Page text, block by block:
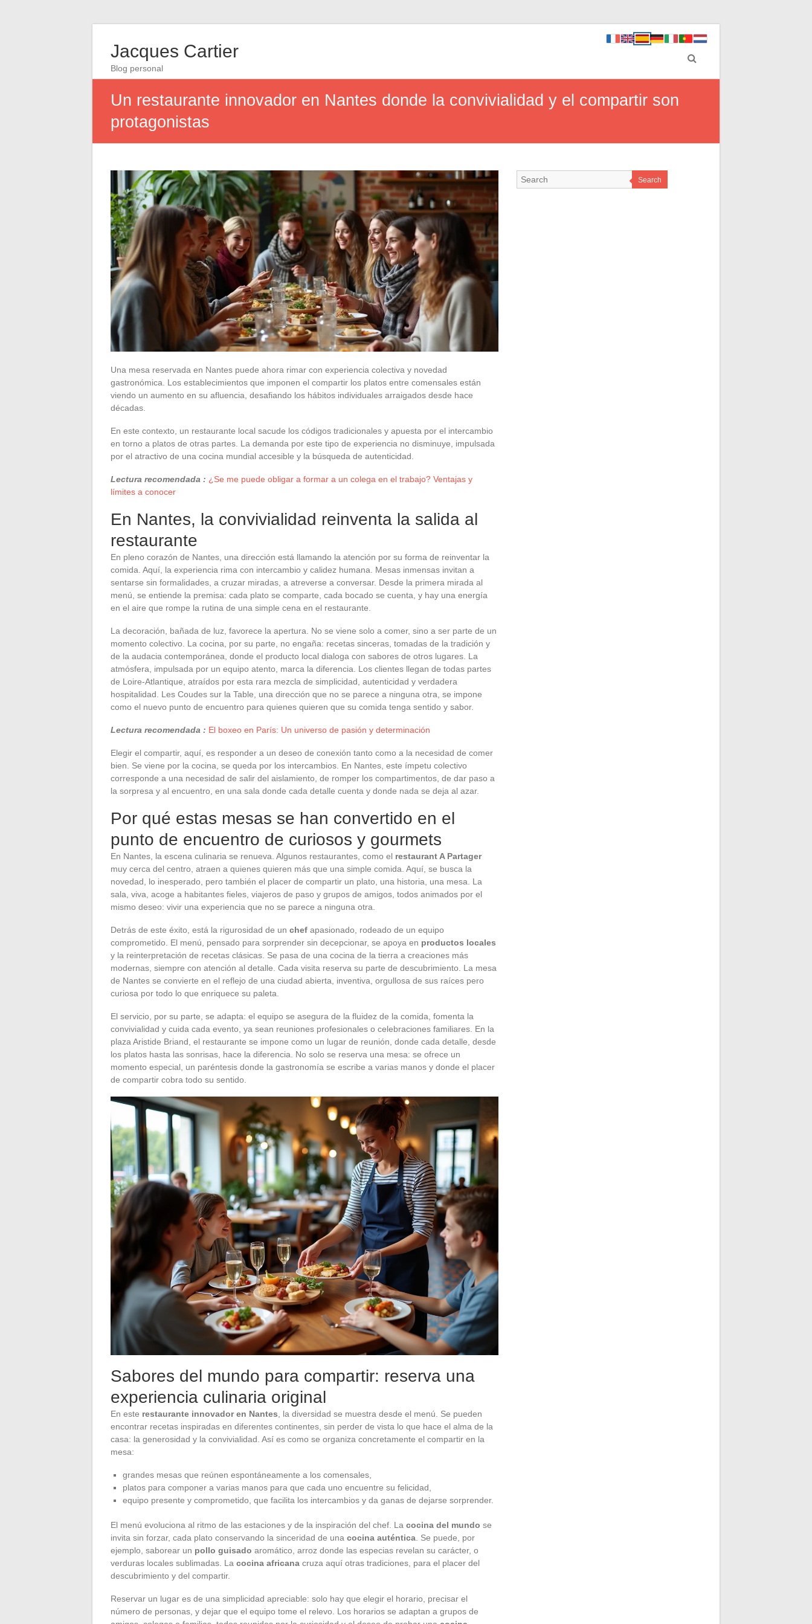
Jacques Cartier
Blog personal
Un restaurante innovador en Nantes donde la convivialidad y el compartir son
protagonistas
Una mesa reservada en Nantes puede ahora rimar con experiencia colectiva y novedad
gastronómica. Los establecimientos que imponen el compartir los platos entre comensales están
viendo un aumento en su afluencia, desafiando los hábitos individuales arraigados desde hace
décadas.
En este contexto, un restaurante local sacude los códigos tradicionales y apuesta por el intercambio
en torno a platos de otras partes. La demanda por este tipo de experiencia no disminuye, impulsada
por el atractivo de una cocina mundial accesible y la búsqueda de autenticidad.
Lectura recomendada : ¿Se me puede obligar a formar a un colega en el trabajo? Ventajas y
límites a conocer
En Nantes, la convivialidad reinventa la salida al
restaurante
En pleno corazón de Nantes, una dirección está llamando la atención por su forma de reinventar la
comida. Aquí, la experiencia rima con intercambio y calidez humana. Mesas inmensas invitan a
sentarse sin formalidades, a cruzar miradas, a atreverse a conversar. Desde la primera mirada al
menú, se entiende la premisa: cada plato se comparte, cada bocado se cuenta, y hay una energía
en el aire que rompe la rutina de una simple cena en el restaurante.
La decoración, bañada de luz, favorece la apertura. No se viene solo a comer, sino a ser parte de un
momento colectivo. La cocina, por su parte, no engaña: recetas sinceras, tomadas de la tradición y
de la audacia contemporánea, donde el producto local dialoga con sabores de otros lugares. La
atmósfera, impulsada por un equipo atento, marca la diferencia. Los clientes llegan de todas partes
de Loire-Atlantique, atraídos por esta rara mezcla de simplicidad, autenticidad y verdadera
hospitalidad. Les Coudes sur la Table, una dirección que no se parece a ninguna otra, se impone
como el nuevo punto de encuentro para quienes quieren que su comida tenga sentido y sabor.
Lectura recomendada : El boxeo en París: Un universo de pasión y determinación
Elegir el compartir, aquí, es responder a un deseo de conexión tanto como a la necesidad de comer
bien. Se viene por la cocina, se queda por los intercambios. En Nantes, este ímpetu colectivo
corresponde a una necesidad de salir del aislamiento, de romper los compartimentos, de dar paso a
la sorpresa y al encuentro, en una sala donde cada detalle cuenta y donde nada se deja al azar.
Por qué estas mesas se han convertido en el
punto de encuentro de curiosos y gourmets
En Nantes, la escena culinaria se renueva. Algunos restaurantes, como el restaurant A Partager
muy cerca del centro, atraen a quienes quieren más que una simple comida. Aquí, se busca la
novedad, lo inesperado, pero también el placer de compartir un plato, una historia, una mesa. La
sala, viva, acoge a habitantes fieles, viajeros de paso y grupos de amigos, todos animados por el
mismo deseo: vivir una experiencia que no se parece a ninguna otra.
Detrás de este éxito, está la rigurosidad de un chef apasionado, rodeado de un equipo
comprometido. El menú, pensado para sorprender sin decepcionar, se apoya en productos locales
y la reinterpretación de recetas clásicas. Se pasa de una cocina de la tierra a creaciones más
modernas, siempre con atención al detalle. Cada visita reserva su parte de descubrimiento. La mesa
de Nantes se convierte en el reflejo de una ciudad abierta, inventiva, orgullosa de sus raíces pero
curiosa por todo lo que enriquece su paleta.
El servicio, por su parte, se adapta: el equipo se asegura de la fluidez de la comida, fomenta la
convivialidad y cuida cada evento, ya sean reuniones profesionales o celebraciones familiares. En la
plaza Aristide Briand, el restaurante se impone como un lugar de reunión, donde cada detalle, desde
los platos hasta las sonrisas, hace la diferencia. No solo se reserva una mesa: se ofrece un
momento especial, un paréntesis donde la gastronomía se escribe a varias manos y donde el placer
de compartir cobra todo su sentido.
Sabores del mundo para compartir: reserva una
experiencia culinaria original
En este restaurante innovador en Nantes , la diversidad se muestra desde el menú. Se pueden
encontrar recetas inspiradas en diferentes continentes, sin perder de vista lo que hace el alma de la
casa: la generosidad y la convivialidad. Así es como se organiza concretamente el compartir en la
mesa:
grandes mesas que reúnen espontáneamente a los comensales,
platos para componer a varias manos para que cada uno encuentre su felicidad,
equipo presente y comprometido, que facilita los intercambios y da ganas de dejarse sorprender.
El menú evoluciona al ritmo de las estaciones y de la inspiración del chef. La cocina del mundo se
invita sin forzar, cada plato conservando la sinceridad de una cocina auténtica . Se puede, por
ejemplo, saborear un pollo guisado aromático, arroz donde las especias revelan su carácter, o
verduras locales sublimadas. La cocina africana cruza aquí otras tradiciones, para el placer del
descubrimiento y del compartir.
Reservar un lugar es de una simplicidad apreciable: solo hay que elegir el horario, precisar el
número de personas, y dejar que el equipo tome el relevo. Los horarios se adaptan a grupos de
Search